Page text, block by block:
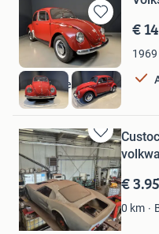
Bewaren
in
Mijn
Favorieten
€
1969
De Klassieker RVO
Schijndel
Bewaren
in
Mijn
Favorieten
€
0 km
John
Kampen